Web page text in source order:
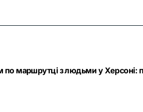
по маршрутці з людьми у Херсоні: